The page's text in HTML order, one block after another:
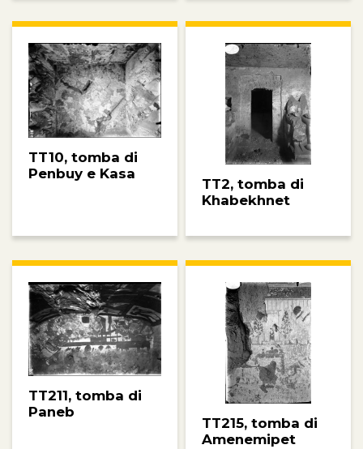
TT10, tomba di
Penbuy e Kasa
TT2, tomba di
Khabekhnet
TT211, tomba di
Paneb
TT215, tomba di
Amenemipet